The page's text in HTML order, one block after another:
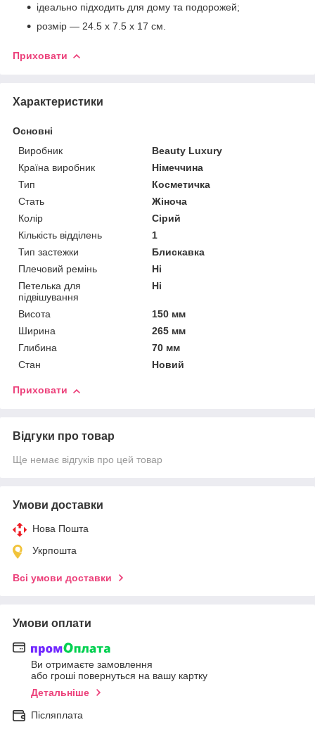
ідеально підходить для дому та подорожей;
розмір — 24.5 x 7.5 x 17 см.
Приховати
Характеристики
Основні
Виробник
Beauty Luxury
Країна виробник
Німеччина
Тип
Косметичка
Стать
Жіноча
Колір
Сірий
Кількість відділень
1
Тип застежки
Блискавка
Плечовий ремінь
Ні
Петелька для
підвішування
Ні
Висота
150 мм
Ширина
265 мм
Глибина
70 мм
Стан
Новий
Приховати
Відгуки про товар
Ще немає відгуків про цей товар
Умови доставки
Нова Пошта
Укрпошта
Всі умови доставки
Умови оплати
Ви отримаєте замовлення
або гроші повернуться на вашу картку
Детальніше
Післяплата